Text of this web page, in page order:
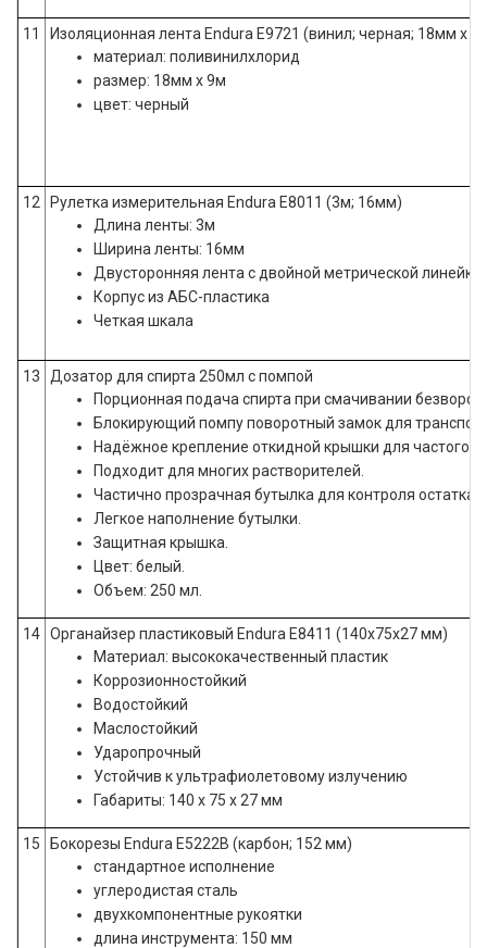
11
Изоляционная лента Endura E9721 (винил; черная; 18мм x
материал: поливинилхлорид
размер: 18мм x 9м
цвет: черный
12
Рулетка измерительная Endura E8011 (3м; 16мм)
Длина ленты: 3м
Ширина ленты: 16мм
Двусторонняя лента с двойной метрической
Корпус из АБС-пластика
Четкая шкала
13
Дозатор для спирта 250мл с помпой
Порционная подача спирта при смачивании
Блокирующий помпу поворотный замок для
Надёжное крепление откидной крышки для частого
Подходит для многих растворителей.
Частично прозрачная бутылка для контроля остатка
Легкое наполнение бутылки.
Защитная крышка.
Цвет: белый.
Объем: 250 мл.
14 Органайзер пластиковый Endura E8411 (140х75х27 мм)
Материал: высококачественный пластик
Коррозионностойкий
Водостойкий
Маслостойкий
Ударопрочный
Устойчив к ультрафиолетовому излучению
Габариты: 140 х 75 х 27 мм
15
Бокорезы Endura E5222B (карбон; 152 мм)
стандартное исполнение
углеродистая сталь
двухкомпонентные рукоятки
длина инструмента: 150 мм